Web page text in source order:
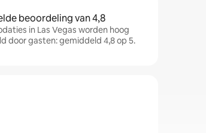
beoordeling van 4,8
in Las Vegas worden hoog
door gasten: gemiddeld 4,8 op 5.